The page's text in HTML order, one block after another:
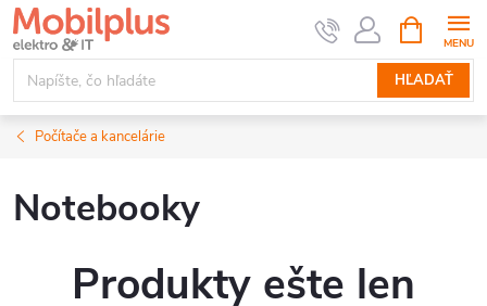
Prejsť
na
obsah
HĽADAŤ
KOŠÍK
Počítače a kancelárie
Notebooky
Produkty ešte len